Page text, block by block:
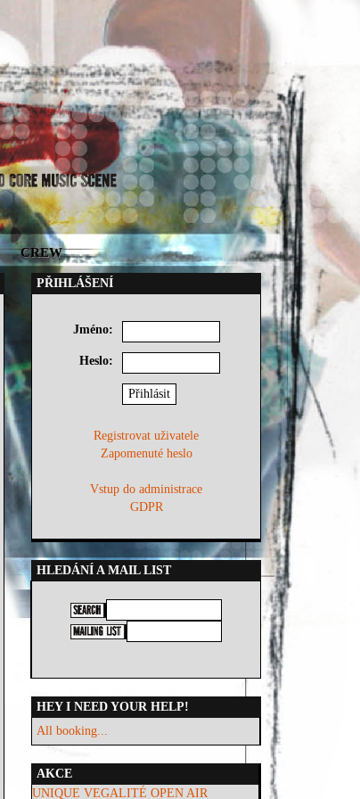
CREW
PŘIHLÁŠENÍ
Jméno:
Heslo:
Registrovat uživatele
Zapomenuté heslo
Vstup do administrace
GDPR
HLEDÁNÍ A MAIL LIST
HEY I NEED YOUR HELP!
All booking...
AKCE
UNIQUE VEGALITÉ OPEN AIR